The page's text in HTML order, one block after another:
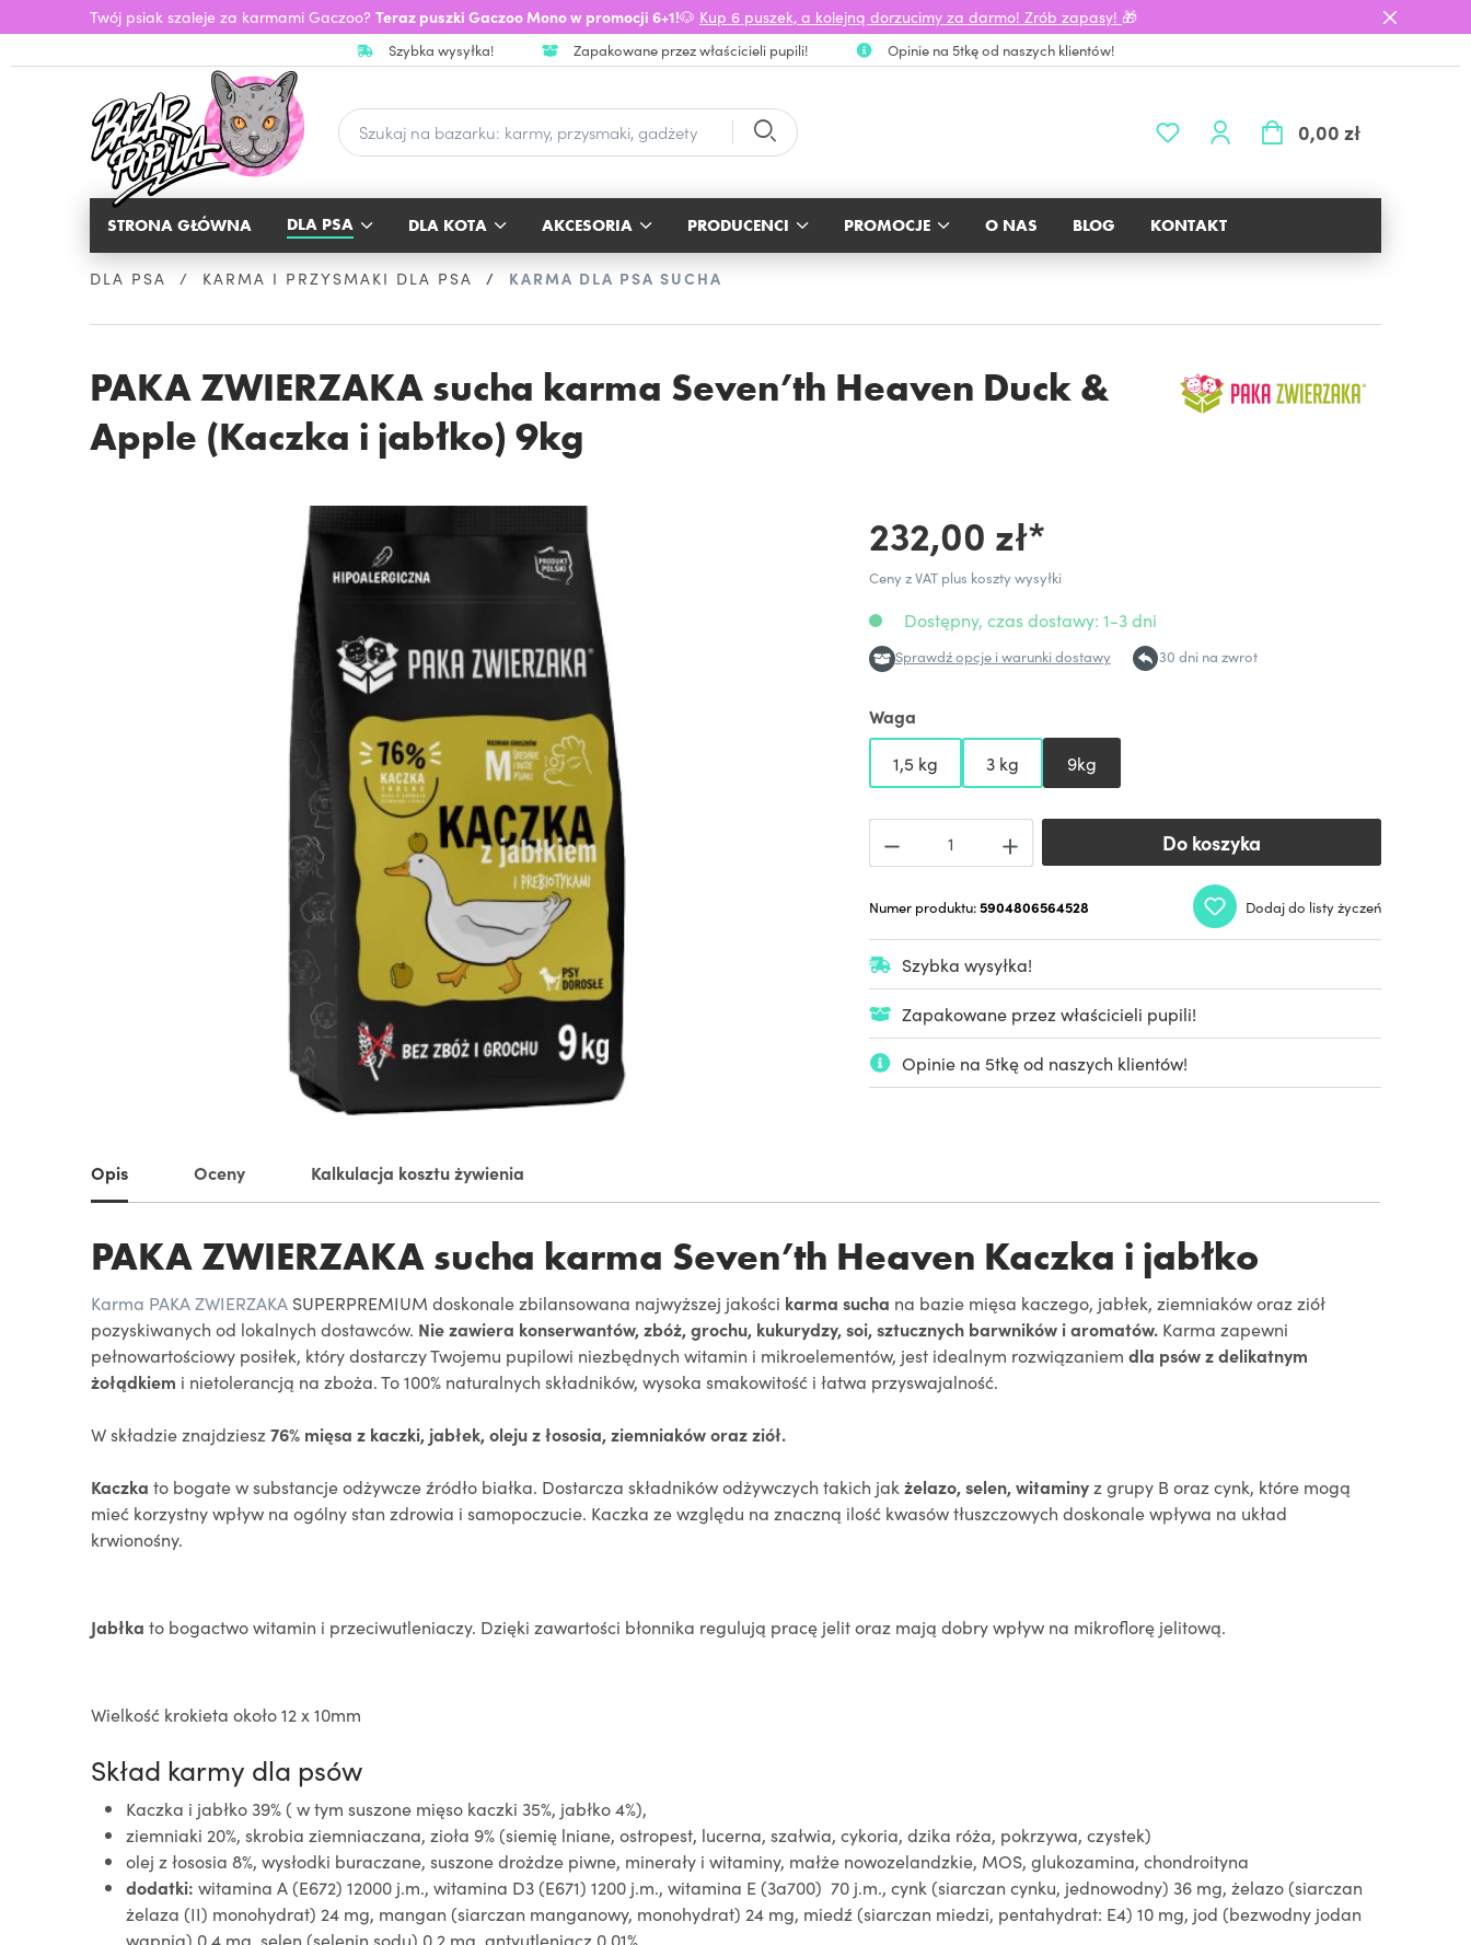
Twój psiak szaleje za karmami Gaczoo? Teraz puszki Gaczoo Mono w promocji 6+1!🐶 Kup 6 puszek, a kolejną dorzucimy za darmo! Zrób zapasy! 🎁
Szybka wysyłka! Zapakowane przez właścicieli pupili! Opinie na 5tkę od naszych klientów!
0,00 zł
STRONA GŁÓWNA BLOG
DLA PSA DLA KOTA AKCESORIA PRODUCENCI PROMOCJE O NAS KONTAKT
DLA PSA KARMA I PRZYSMAKI DLA PSA KARMA DLA PSA SUCHA
PAKA ZWIERZAKA sucha karma Seven’th Heaven Duck &
Apple (Kaczka i jabłko) 9kg
232,00 zł*
Ceny z VAT plus koszty wysyłki
Dostępny, czas dostawy: 1-3 dni
Sprawdź opcje i warunki dostawy 30 dni na zwrot
Waga
1,5 kg
3 kg 9kg
Do koszyka
Do koszyka
Numer produktu:5904806564528 Dodaj do listy życzeń
Szybka wysyłka!
Zapakowane przez właścicieli pupili!
Opinie na 5tkę od naszych klientów!
Opis Oceny Kalkulacja kosztu żywienia
PAKA ZWIERZAKA sucha karma Seven’th Heaven Kaczka i jabłko
Karma PAKA ZWIERZAKA SUPERPREMIUM doskonale zbilansowana najwyższej jakości karma sucha na bazie mięsa kaczego, jabłek, ziemniaków oraz ziół
pozyskiwanych od lokalnych dostawców. Nie zawiera konserwantów, zbóż, grochu, kukurydzy, soi, sztucznych barwników i aromatów. Karma zapewni
pełnowartościowy posiłek, który dostarczy Twojemu pupilowi niezbędnych witamin i mikroelementów, jest idealnym rozwiązaniem dla psów z delikatnym
żołądkiem i nietolerancją na zboża. To 100% naturalnych składników, wysoka smakowitość i łatwa przyswajalność.
W składzie znajdziesz76% mięsa z kaczki, jabłek, oleju z łososia, ziemniaków oraz ziół.
Kaczka to bogate w substancje odżywcze źródło białka. Dostarcza składników odżywczych takich jak żelazo, selen, witaminyz grupy B oraz cynk, które mogą
mieć korzystny wpływ na ogólny stan zdrowia i samopoczucie. Kaczka ze względu na znaczną ilość kwasów tłuszczowych doskonale wpływa na układ
krwionośny.
Jabłka to bogactwo witamin i przeciwutleniaczy. Dzięki zawartości błonnika regulują pracę jelit oraz mają dobry wpływ na mikroflorę jelitową.
Wielkość krokieta około 12 x 10mm
Skład karmy dla psów
Kaczka i jabłko 39% ( w tym suszone mięso kaczki 35%, jabłko 4%),
ziemniaki 20%, skrobia ziemniaczana, zioła 9% (siemię lniane, ostropest, lucerna, szałwia, cykoria, dzika róża, pokrzywa, czystek)
olej z łososia 8%, wysłodki buraczane, suszone drożdze piwne, minerały i witaminy, małże nowozelandzkie, MOS, glukozamina, chondroityna
dodatki: witamina A (E672) 12000 j.m., witamina D3 (E671) 1200 j.m., witamina E (3a700) 70 j.m., cynk (siarczan cynku, jednowodny) 36 mg, żelazo (siarczan
żelaza (II) monohydrat) 24 mg, mangan (siarczan manganowy, monohydrat) 24 mg, miedź (siarczan miedzi, pentahydrat: E4) 10 mg, jod (bezwodny jodan
wapnia) 0,4 mg, selen (selenin sodu) 0,2 mg, antyutleniacz 0,01%